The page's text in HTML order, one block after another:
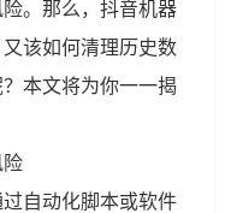
。那么，抖音机器
该如何清理历史数
本文将为你一一揭
险
自动化脚本或软件